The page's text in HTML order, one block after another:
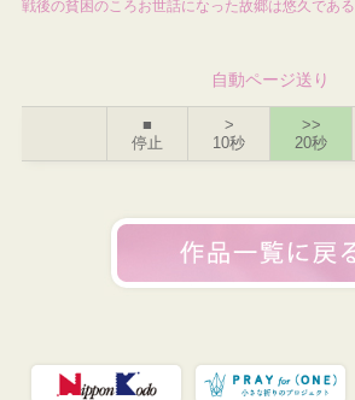
戦後の貧困のころお世話になった故郷は悠久である
自動ページ送り
■
停止
>
10秒
>>
20秒